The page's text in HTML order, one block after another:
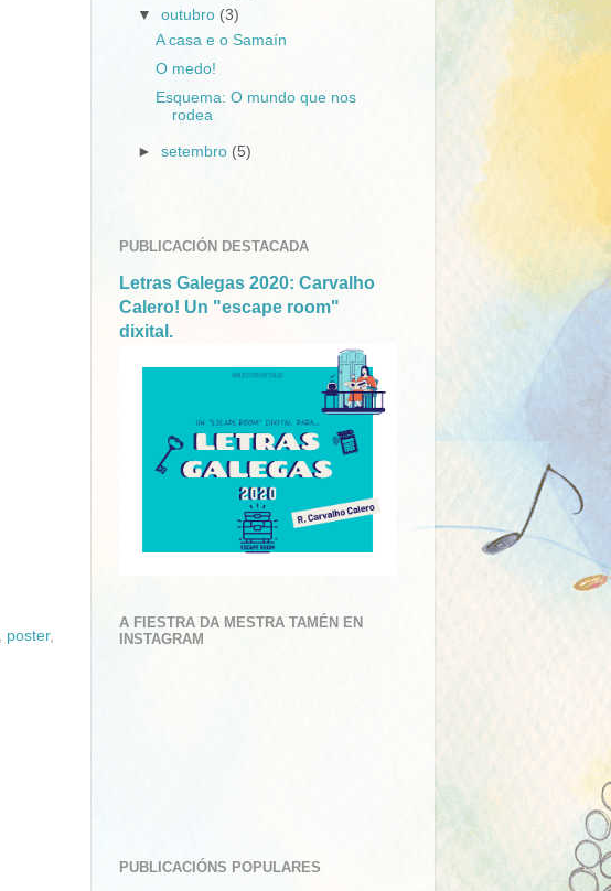
poster,
▼ outubro (3)
A casa e o Samaín
O medo!
Esquema: O mundo que nos
rodea
► setembro (5)
PUBLICACIÓN DESTACADA
Letras Galegas 2020: Carvalho
Calero! Un "escape room"
dixital.
A FIESTRA DA MESTRA TAMÉN EN
INSTAGRAM
PUBLICACIÓNS POPULARES